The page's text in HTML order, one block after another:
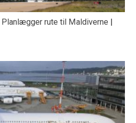
rute til Maldiverne |